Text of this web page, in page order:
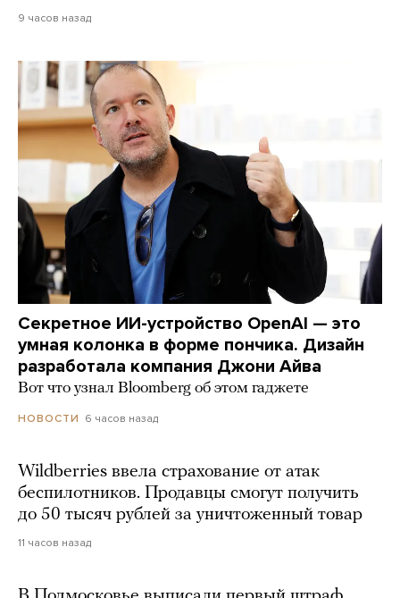
9 часов назад
Секретное ИИ-устройство OpenAI — это
умная колонка в форме пончика. Дизайн
разработала компания Джони Айва
Вот что узнал Bloomberg об этом гаджете
НОВОСТИ 6 часов назад
Wildberries ввела страхование от атак
беспилотников. Продавцы смогут получить
до 50 тысяч рублей за уничтоженный товар
11 часов назад